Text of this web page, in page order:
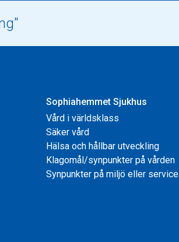
Sophiahemmet Sjukhus
Vård i världsklass
Säker vård
Hälsa och hållbar utveckling
Klagomål/synpunkter på vården
Synpunkter på miljö eller service